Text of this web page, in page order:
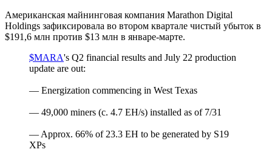
Американская майнинговая компания Marathon Digital
Holdings зафиксировала во втором квартале чистый убыток в
$191,6 млн против $13 млн в январе-марте.
$MARA's Q2 financial results and July 22 production
update are out:
— Energization commencing in West Texas
— 49,000 miners (c. 4.7 EH/s) installed as of 7/31
— Approx. 66% of 23.3 EH to be generated by S19
XPs